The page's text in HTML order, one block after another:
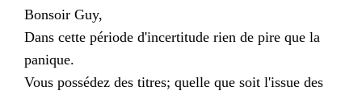
Bonsoir Guy,
Dans cette période d'incertitude rien de pire que la
panique.
Vous possédez des titres; quelle que soit l'issue des